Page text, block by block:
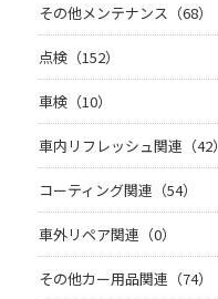
その他メンテナンス（68）
点検（152）
車検（10）
車内リフレッシュ関連（42）
コーティング関連（54）
車外リペア関連（0）
その他カー用品関連（74）